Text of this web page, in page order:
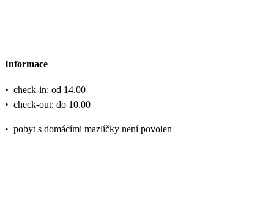
Informace
• check-in: od 14.00
• check-out: do 10.00
• pobyt s domácími mazlíčky není povolen